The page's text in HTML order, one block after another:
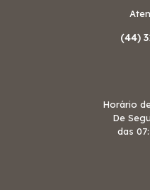
(44)
Horário
De
das